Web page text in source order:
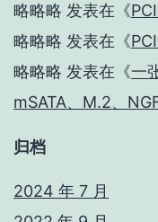
略略略 发表在《
略略略 发表在《
略略略 发表在《一
mSATA、M.2、
归档
2024 年 7 月